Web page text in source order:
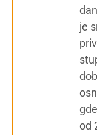
je
od